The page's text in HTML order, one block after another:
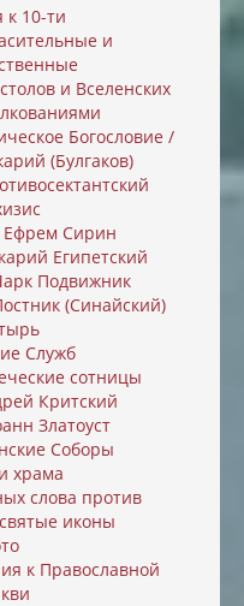
к 10-ти
и
и Вселенских
Богословие /
(Булгаков)
Сирин
Египетский
Подвижник
(Синайский)
Служб
сотницы
Критский
Златоуст
Соборы
храма
слова против
иконы
к Православной